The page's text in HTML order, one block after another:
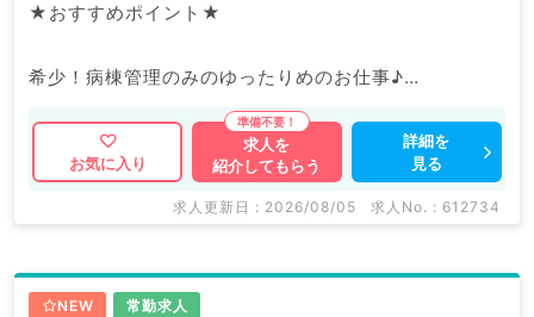
★おすすめポイント★
希少！病棟管理のみのゆったりめのお仕事♪
当直なしも相談可◎プライベートとの両立がはかれま
マイナビDOCTORでは病院やクリニックなどの医療機
産業医等の企業系求人も多数扱っています。
求人内容の詳細等はお気軽にお問合せ下さい。
お気に入り
求人を
紹介してもらう
詳細を
見る
求人更新日 : 2026/08/05 求人No. : 612734
NEW 常勤求人